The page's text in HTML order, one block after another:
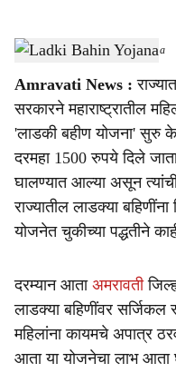
a
r
e
Ladki Bahin Yojana- Sarkarnama
Amravati News :
सरकारने महाराष्ट्रातील
'लाडकी बहीण योजना' सुरु
दरमहा 1500 रुपये दिले
घालण्यात आल्या असून
राज्यातील लाडक्या
योजनेत चुकीच्या पद्धतीने
दरम्यान आता अमरावती
लाडक्या बहिणींवर
महिलांना कायमचे अपात्र
आता या योजनेचा लाभ आता